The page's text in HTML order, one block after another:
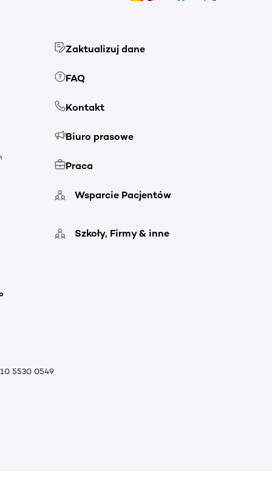
Zaktualizuj dane
FAQ
Kontakt
Biuro prasowe
Praca
Wsparcie Pacjentów
Szkoły, Firmy & inne
5530 0549